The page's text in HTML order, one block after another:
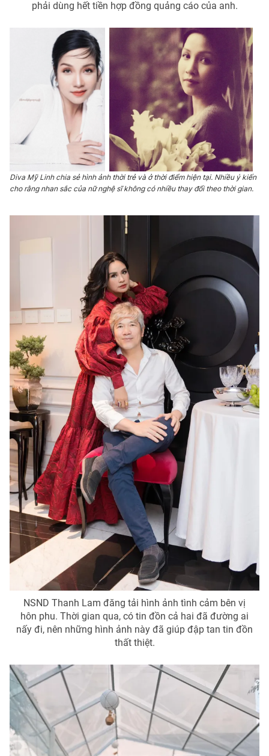
Ðiện thoại Thời báo VTV: 024.66 897 897
Liên hệ quảng cáo:024-7300.7108
thuận bằng văn bản. Ghi rõ nguồn VTV.vn khi phát hành lại
phải dùng hết tiền hợp đồng quảng cáo của anh.
Diva Mỹ Linh chia sẻ hình ảnh thời trẻ và ở thời điểm hiện tại. Nhiều ý kiến
cho rằng nhan sắc của nữ nghệ sĩ không có nhiều thay đổi theo thời gian.
NSND Thanh Lam đăng tải hình ảnh tình cảm bên vị
hôn phu. Thời gian qua, có tin đồn cả hai đã đường ai
nấy đi, nên những hình ảnh này đã giúp đập tan tin đồn
thất thiệt.